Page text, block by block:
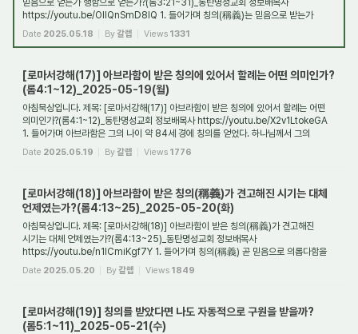
믿음으로 얻는가 행함으로 얻는가?(롬3:21~31)_동탄명성교회 정보배목사
https://youtu.be/OIlQnSmD8lQ 1. 들어가며 칭의(稱義)는 믿음으로 받는가
행함으로 받는가? 이것은 종교...
Date 2025.05.18 By갈렙 Views 1331
[로마서강해(17)] 아브라함이 받은 칭의에 있어서 할례는 어떤 의미인가?
(롬4:1~12)_2025-05-19(월)
아침묵상입니다. 제목: [로마서강해(17)] 아브라함이 받은 칭의에 있어서 할례는 어떤
의미인가?(롬4:1~12)_동탄명성교회 정보배목사 https://youtu.be/X2v1LtokeGA
1. 들어가며 아브라함은 그의 나이 약 84세 경에 칭의를 얻었다. 하나님께서 그의
믿음을 그...
Date 2025.05.19 By갈렙 Views 1776
[로마서강해(18)] 아브라함이 받은 칭의(稱義)가 견고해진 시기는 대체
언제였는가?(롬4:13~25)_2025-05-20(화)
아침묵상입니다. 제목: [로마서강해(18)] 아브라함이 받은 칭의(稱義)가 견고해진
시기는 대체 언제였는가?(롬4:13~25)_동탄명성교회 정보배목사
https://youtu.be/n1ICmiKgf7Y 1. 들어가며 칭의(稱義) 곧 믿음으로 의롭다함을
얻는 것은 율법이 있기 전에 이...
Date 2025.05.20 By갈렙 Views 1849
[로마서강해(19)] 칭의를 받았다면 나도 자동적으로 구원을 받을까?
(롬5:1~11)_2025-05-21(수)